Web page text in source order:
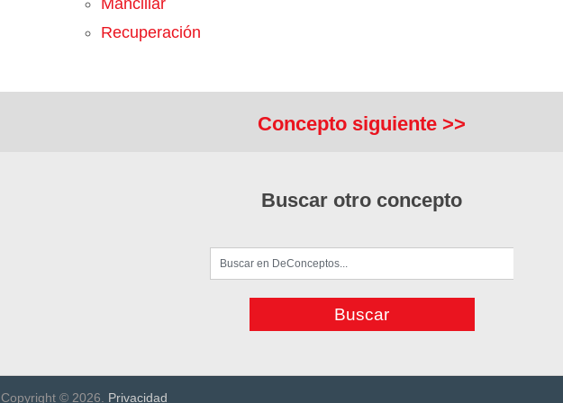
Mancillar
Recuperación
Concepto siguiente >>
Buscar otro concepto
Copyright © 2026. Privacidad